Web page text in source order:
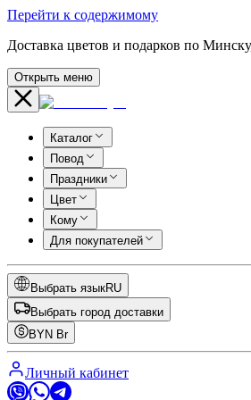
Перейти к содержимому
Доставка цветов и подарков по
Открыть меню
Каталог
Повод
Праздники
Цвет
Кому
Для покупателей
Выбрать языкRU
Выбрать город доставки
BYN Br
Личный кабинет